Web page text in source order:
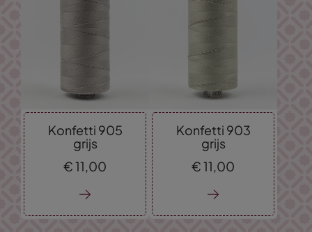
Konfetti 905
grijs
€11,00
Konfetti 903
grijs
€11,00